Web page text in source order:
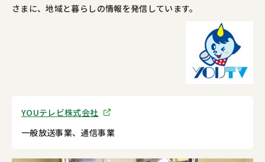
さまに、地域と暮らしの情報を発信しています。
YOUテレビ株式会社
一般放送事業、通信事業